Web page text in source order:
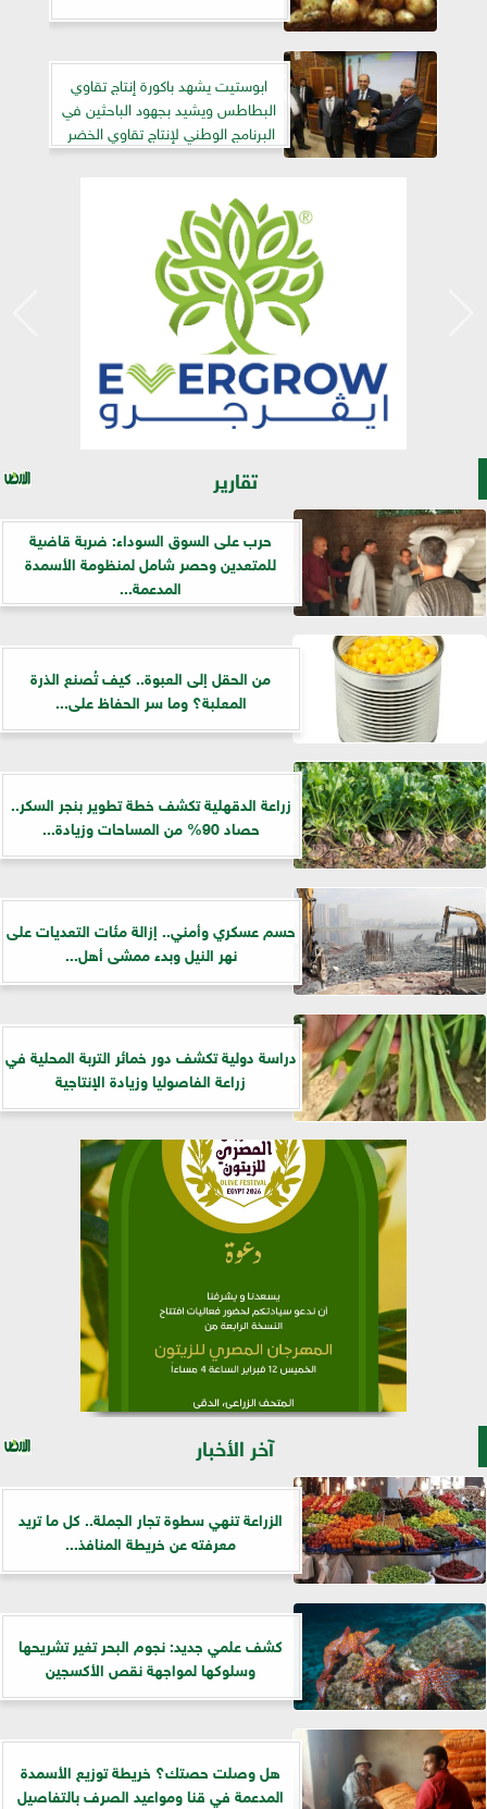
ابوستيت يشهد باكورة إنتاج تقاوي
البطاطس ويشيد بجهود الباحثين في
البرنامج الوطني لإنتاج تقاوي الخضر
تقارير
حرب على السوق السوداء: ضربة قاضية
للمتعدين وحصر شامل لمنظومة الأسمدة
المدعمة...
من الحقل إلى العبوة.. كيف تُصنع الذرة
المعلبة؟ وما سر الحفاظ على...
زراعة الدقهلية تكشف خطة تطوير بنجر السكر..
حصاد 90% من المساحات وزيادة...
حسم عسكري وأمني.. إزالة مئات التعديات على
نهر النيل وبدء ممشى أهل...
دراسة دولية تكشف دور خمائر التربة المحلية في
زراعة الفاصوليا وزيادة الإنتاجية
آخر الأخبار
الزراعة تنهي سطوة تجار الجملة.. كل ما تريد
معرفته عن خريطة المنافذ...
كشف علمي جديد: نجوم البحر تغير تشريحها
وسلوكها لمواجهة نقص الأكسجين
هل وصلت حصتك؟ خريطة توزيع الأسمدة
المدعمة في قنا ومواعيد الصرف بالتفاصيل